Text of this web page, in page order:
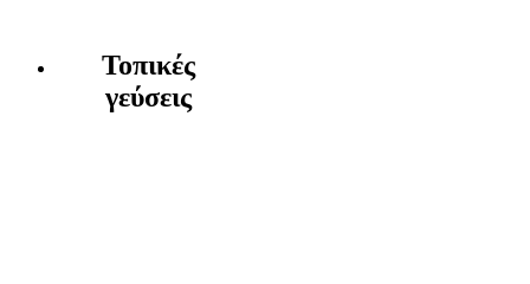
Τοπικές
γεύσεις